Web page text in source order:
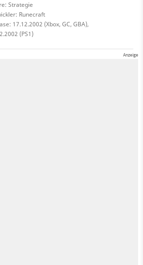
Strategie
Runecraft
17.12.2002 (Xbox, GC, GBA),
(PS1)